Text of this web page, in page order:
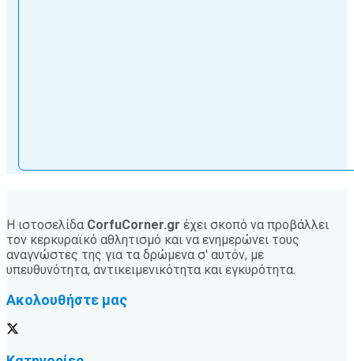
Η ιστοσελίδα CorfuCorner.gr έχει σκοπό να προβάλλει
τον κερκυραϊκό αθλητισμό και να ενημερώνει τους
αναγνώστες της για τα δρώμενα σ' αυτόν, με
υπευθυνότητα, αντικειμενικότητα και εγκυρότητα.
Ακολουθήστε μας